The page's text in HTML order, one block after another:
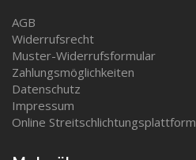
AGB
Widerrufsrecht
Muster-Widerrufsformular
Zahlungsmöglichkeiten
Datenschutz
Impressum
Online Streitschlichtungsplattform